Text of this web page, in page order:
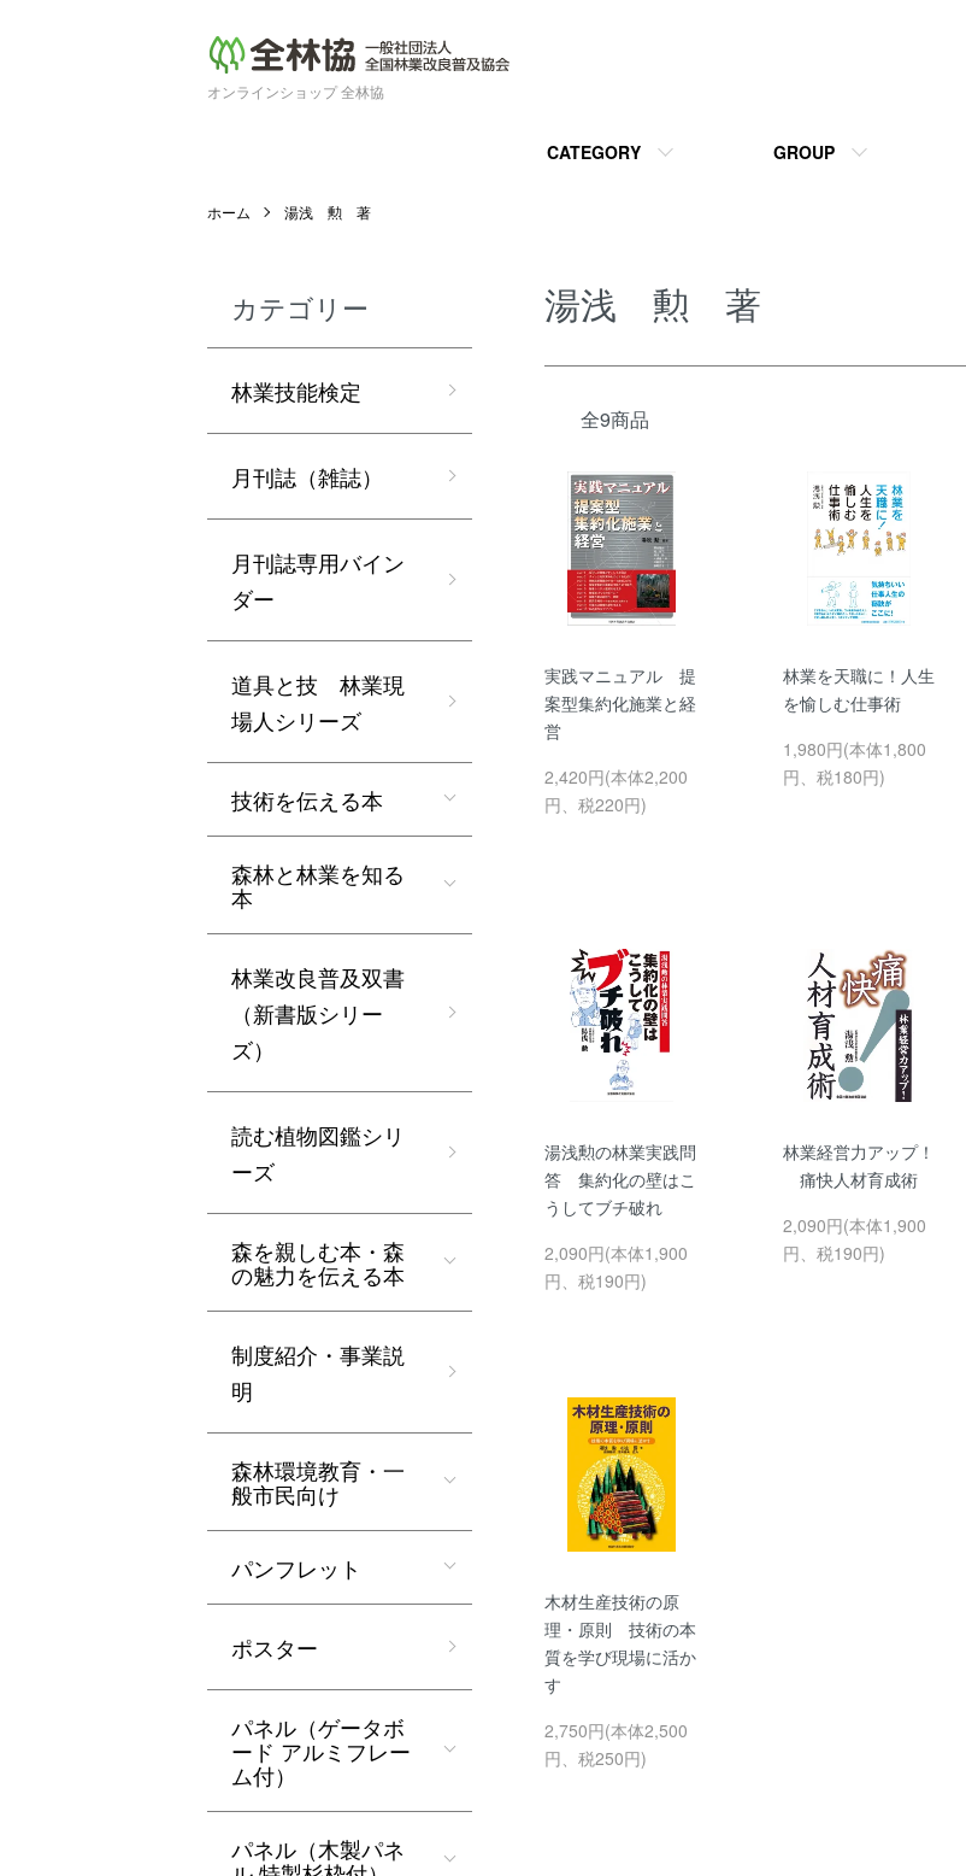
オンラインショップ 全林協
CATEGORY GROUP
ホーム 湯浅 勲 著
湯浅 勲 著
全9商品
実践マニュアル 提
案型集約化施業と経
営
2,420円(本体2,200
円、税220円)
林業を天職に！人生
を愉しむ仕事術
1,980円(本体1,800
円、税180円)
湯浅勲の林業実践問
答 集約化の壁はこ
うしてブチ破れ
2,090円(本体1,900
円、税190円)
林業経営力アップ！
痛快人材育成術
2,090円(本体1,900
円、税190円)
木材生産技術の原
理・原則 技術の本
質を学び現場に活か
す
2,750円(本体2,500
円、税250円)
カテゴリー
林業技能検定
月刊誌（雑誌）
月刊誌専用バイン
ダー
道具と技 林業現
場人シリーズ
技術を伝える本
森林と林業を知る
本
林業改良普及双書
（新書版シリー
ズ）
読む植物図鑑シリ
ーズ
森を親しむ本・森
の魅力を伝える本
制度紹介・事業説
明
森林環境教育・一
般市民向け
パンフレット
ポスター
パネル（ゲータボ
ード アルミフレー
ム付）
パネル（木製パネ